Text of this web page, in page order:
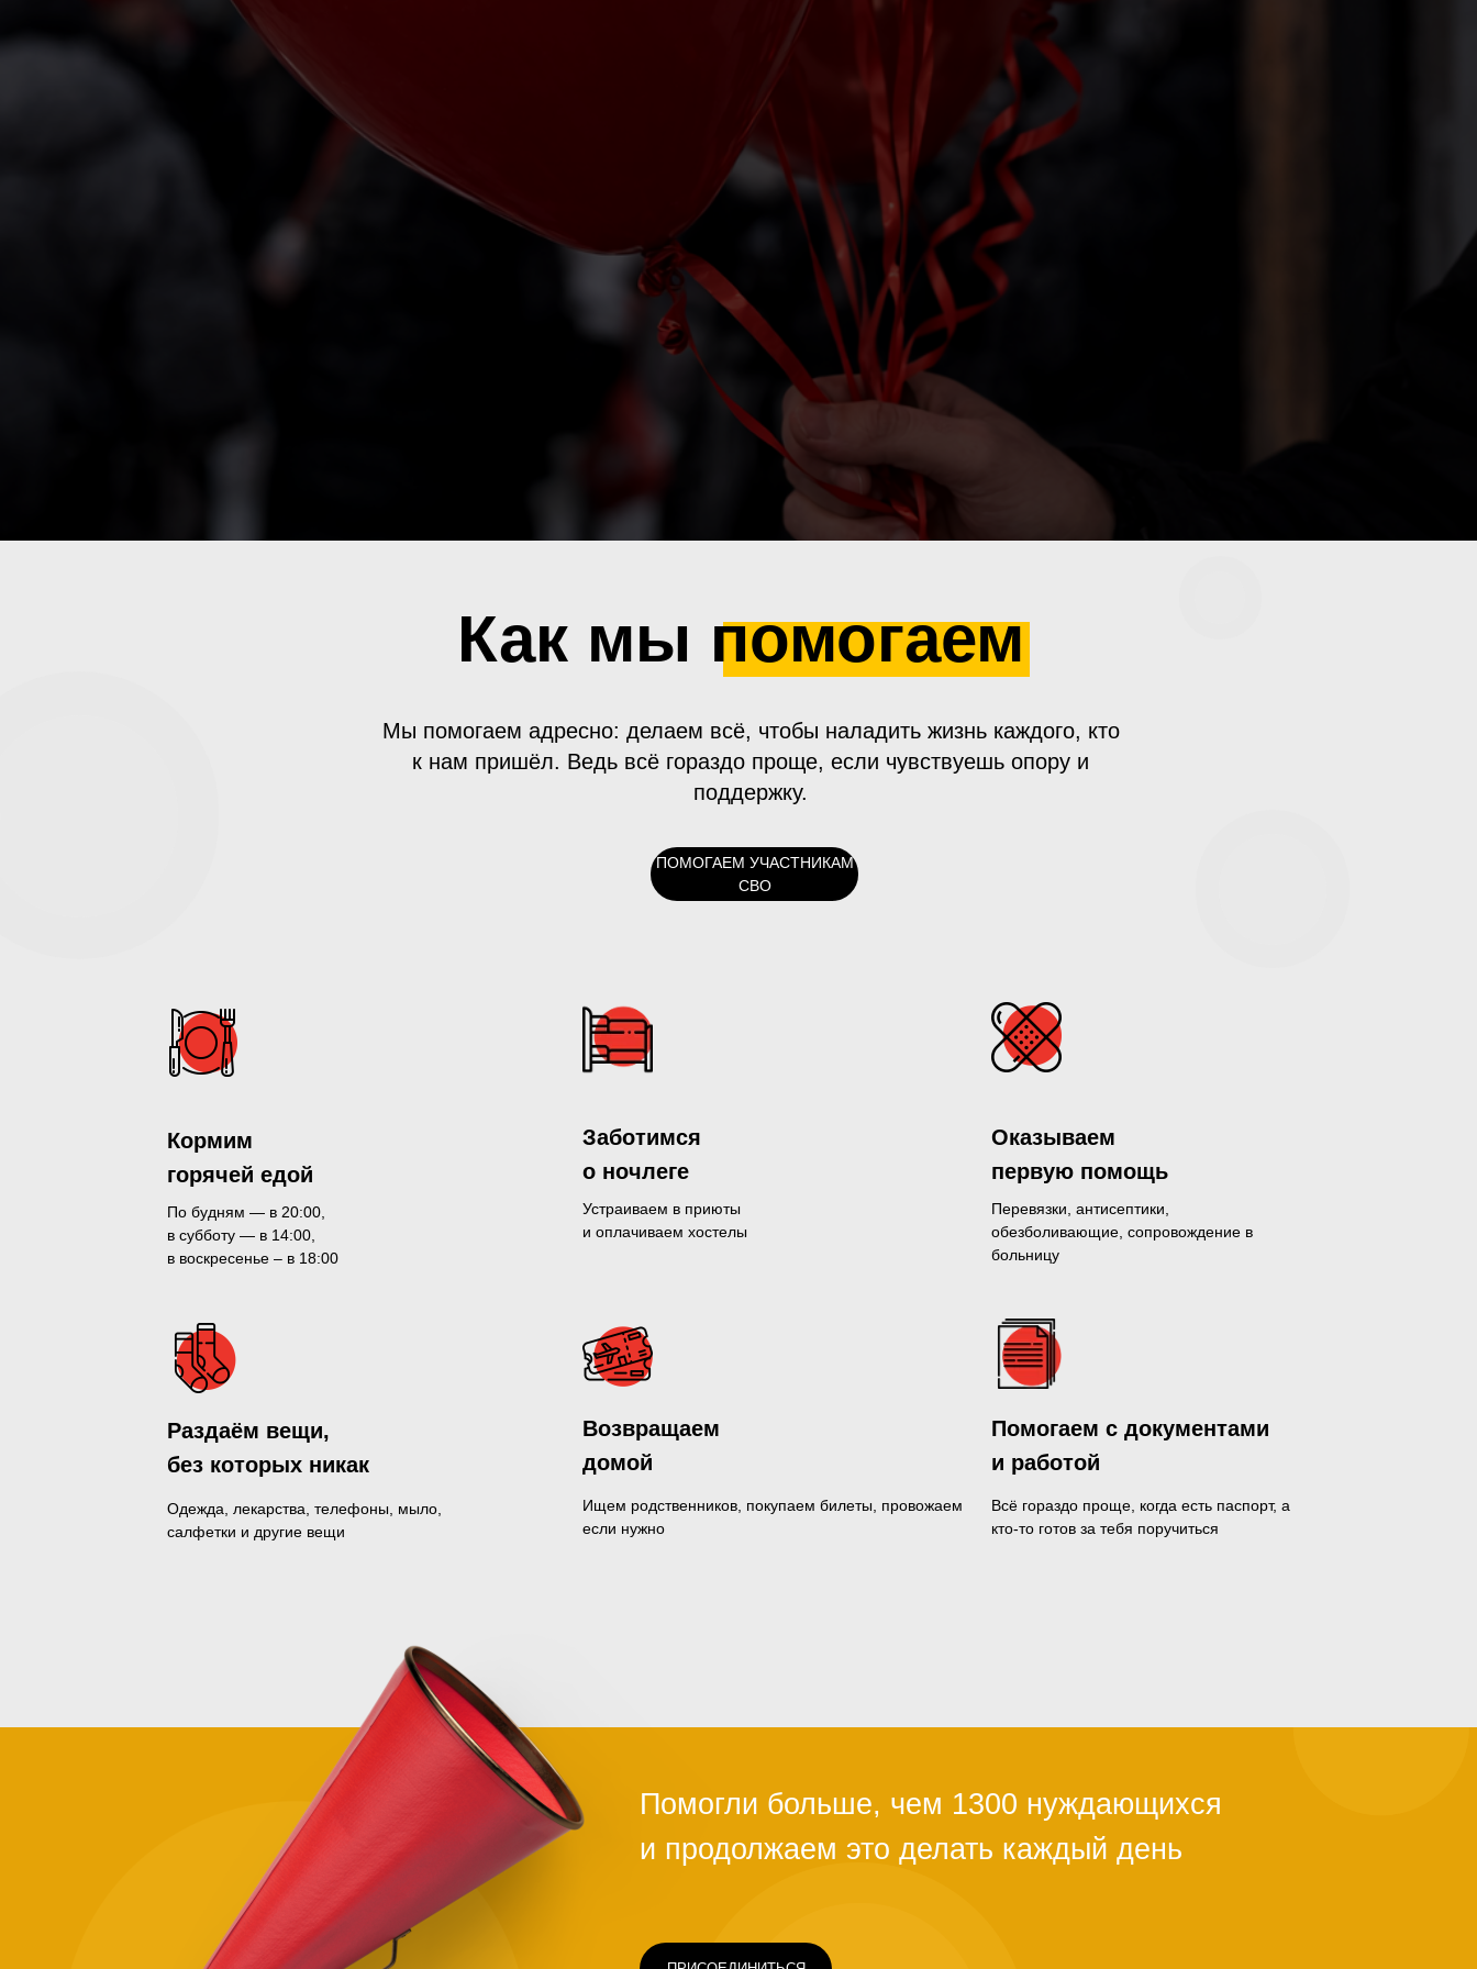
Как мы помогаем
ПОМОГАЕМ УЧАСТНИКАМ
СВО
Мы помогаем адресно: делаем всё, чтобы наладить жизнь каждого, кто
к нам пришёл. Ведь всё гораздо проще, если чувствуешь опору и
поддержку.
По будням — в 20:00,
в субботу — в 14:00,
в воскресенье – в 18:00
Устраиваем в приюты
и оплачиваем хостелы
Перевязки, антисептики,
обезболивающие, сопровождение в
больницу
Кормим
горячей едой
Заботимся
о ночлеге
Оказываем
первую помощь
Одежда, лекарства, телефоны, мыло,
салфетки и другие вещи
Ищем родственников, покупаем билеты, провожаем
если нужно
Всё гораздо проще, когда есть паспорт, а
кто-то готов за тебя поручиться
Раздаём вещи,
без которых никак
Возвращаем
домой
Помогаем с документами
и работой
и продолжаем это делать каждый день
Зачем
помогать
нуждающимся
здоровья или вовремя не дали нужной поддержки.
проще сдаться, чем бороться и идти дальше. Как